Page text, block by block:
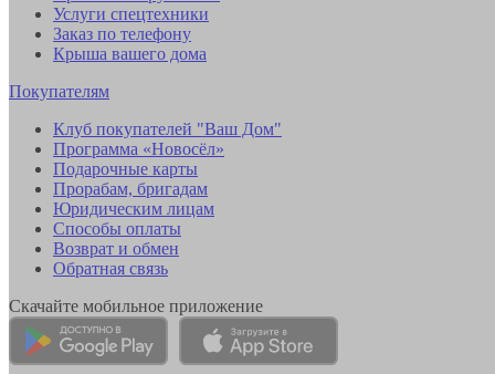
Услуги спецтехники
Заказ по телефону
Крыша вашего дома
Покупателям
Клуб покупателей "Ваш Дом"
Программа «Новосёл»
Подарочные карты
Прорабам, бригадам
Юридическим лицам
Способы оплаты
Возврат и обмен
Обратная связь
Скачайте мобильное приложение